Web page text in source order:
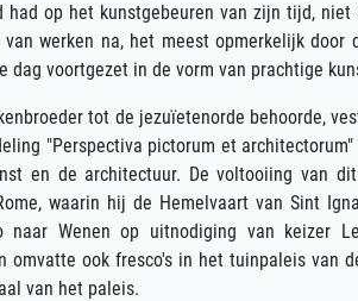
had op het kunstgebeuren van zijn tijd,
werken na, het meest opmerkelijk
dag voortgezet in de vorm van prachtige
tot de jezuïetenorde behoorde,
"Perspectiva pictorum et
en de architectuur. De voltooiing van
waarin hij de Hemelvaart van Sint
naar Wenen op uitnodiging van keizer
ook fresco's in het tuinpaleis
van het paleis.